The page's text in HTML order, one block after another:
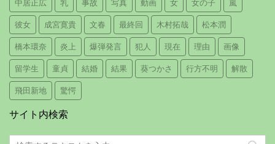
中居正広 乳 事故 写真 動画 女 女の子 嵐
彼女 成宮寛貴 文春 最終回 木村拓哉 松本潤
橋本環奈 炎上 爆弾発言 犯人 現在 理由 画像
留学生 童貞 結婚 結果 葵つかさ 行方不明 解散
飛田新地 驚愕
サイト内検索